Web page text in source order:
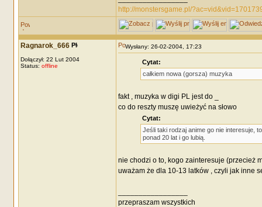
http://monstersgame.pl/
Ragnarok_666
Dołączył: 22 Lut 2004
Status: offline
Wysłany: 26-02-2004, 17:23
Cytat:
całkiem nowa (gorsza) muzyka
fakt , muzyka w digi PL jest do _
co do reszty muszę uwieżyć na słowo
Cytat:
Jeśli taki rodzaj anime go nie interesuje,
ponad 20 lat i go lubią.
nie chodzi o to, kogo zainteresuje (przecież
uważam że dla 10-13 latków , czyli jak inne
przepraszam wszystkich